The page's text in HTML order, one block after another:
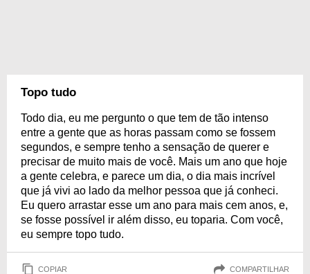
Topo tudo
Todo dia, eu me pergunto o que tem de tão intenso
entre a gente que as horas passam como se fossem
segundos, e sempre tenho a sensação de querer e
precisar de muito mais de você. Mais um ano que hoje
a gente celebra, e parece um dia, o dia mais incrível
que já vivi ao lado da melhor pessoa que já conheci.
Eu quero arrastar esse um ano para mais cem anos, e,
se fosse possível ir além disso, eu toparia. Com você,
eu sempre topo tudo.
COPIAR COMPARTILHAR